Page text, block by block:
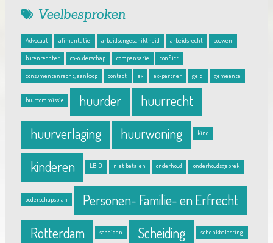
Veelbesproken
Advocaat alimentatie arbeidsongeschiktheid arbeidsrecht bouwen
burenrechter co-ouderschap compensatie conflict
consumentenrecht; aankoop contact ex ex-partner geld gemeente
huurcommissie huurder huurrecht
huurverlaging huurwoning kind
kinderen LBIO niet betalen onderhoud onderhoudsgebrek
ouderschapsplan Personen- Familie- en Erfrecht
Rotterdam scheiden Scheiding schenkbelasting